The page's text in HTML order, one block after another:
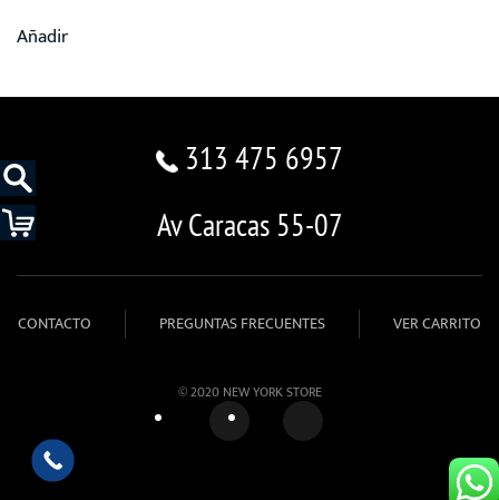
Añadir
313 475 6957
Av Caracas 55-07
CONTACTO PREGUNTAS FRECUENTES VER CARRITO
© 2020 NEW YORK STORE